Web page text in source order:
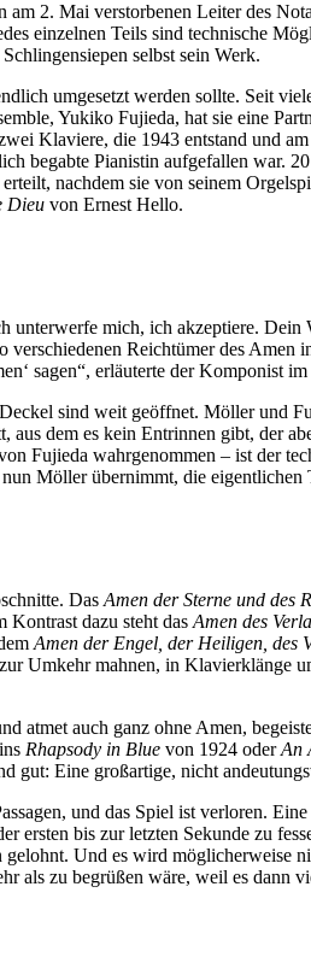
2. Mai verstorbenen Leiter des
einzelnen Teils sind technische
selbst sein Werk.
umgesetzt werden sollte. Seit
Yukiko Fujieda, hat sie eine
Klaviere, die 1943 entstand und
begabte Pianistin aufgefallen war.
nachdem sie von seinem
Dieu von Ernest Hello.
mich, ich akzeptiere. Dein
Reichtümer des Amen
sagen“, erläuterte der Komponist
sind weit geöffnet. Möller und
dem es kein Entrinnen gibt, der
Fujieda wahrgenommen – ist der
Möller übernimmt, die
Das Amen der Sterne und des
Kontrast dazu steht das Amen des
Amen der Engel, der Heiligen, des
Umkehr mahnen, in Klavierklänge
auch ganz ohne Amen,
Rhapsody in Blue von 1924 oderAn
gut: Eine großartige, nicht
und das Spiel ist verloren.
bis zur letzten Sekunde zu
Und es wird möglicherweise
als zu begrüßen wäre, weil es dann